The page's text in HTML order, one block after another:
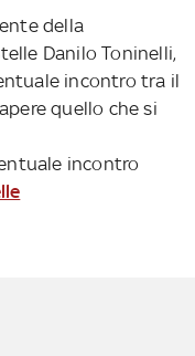
della
Danilo Toninelli,
incontro tra il
quello che si
incontro